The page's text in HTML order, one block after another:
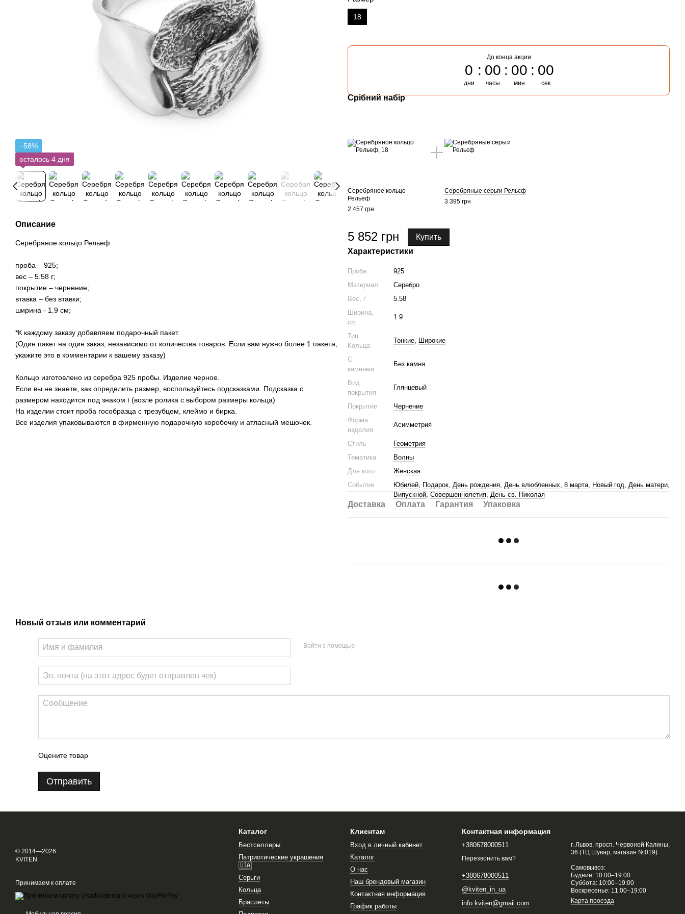
−58%
осталось 4 дня
Описание
Серебряное кольцо Рельеф
проба – 925;
вес – 5.58 г;
покрытие – чернение;
втавка – без втавки;
ширина - 1.9 см;
*К каждому заказу добавляем подарочный пакет
(Один пакет на один заказ, независимо от количества товаров. Если вам нужно более 1 пакета,
укажите это в комментарии к вашему заказу)
Кольцо изготовлено из серебра 925 пробы. Изделие черное.
Если вы не знаете, как определить размер, воспользуйтесь подсказками. Подсказка с
размером находится под знаком ℹ (возле ролика с выбором размеры кольца)
На изделии стоит проба гособразца с трезубцем, клеймо и бирка.
Все изделия упаковываются в фирменную подарочную коробочку и атласный мешочек.
18
До конца акции
0
дни
00
часы
00
мин
00
сек
Срібний набір
Серебряное кольцо
Рельеф
2 457 грн
Серебряные серьги Рельєф
3 395 грн
5 852 грн
Купить
Характеристики
Проба
925
Материал
Серебро
Вес, г
5.58
Ширина,
см
1.9
Тип
Кольца
Тонкие, Широкие
С
камнями
Без камня
Вид
покрытия
Глянцевый
Покрытие
Чернение
Форма
изделия
Асимметрия
Стиль
Геометрия
Тематика
Волны
Для кого
Женская
Событие
Юбилей, Подарок, День рождения, День влюбленных, 8 марта, Новый год, День матери,
Випускной, Совершеннолетия, День св. Николая
Доставка Оплата Гарантия Упаковка
Новый отзыв или комментарий
Войти с помощью
Оцените товар
Отправить
© 2014—2026
KVITEN
Принимаем к оплате
Каталог
Бестселлеры
Патриотические украшения
🇺🇦
Серьги
Кольца
Браслеты
Клиентам
Вход в личный кабинет
Каталог
О нас
Наш брендовый магазин
Контактная информация
График работы
Контактная информация
+380678000511
Перезвонить вам?
+380678000511
@kviten_in_ua
info.kviten@gmail.com
г. Львов, просп. Червоной Калины,
36 (ТЦ Шувар, магазин №019)
Самовывоз:
Будние: 10:00–19:00
Суббота: 10:00–19:00
Воскресенье: 11:00–19:00
Карта проезда